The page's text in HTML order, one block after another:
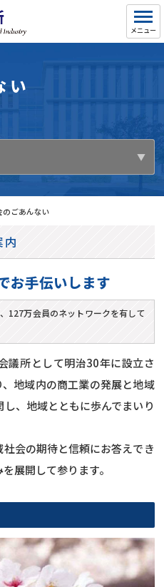
い
のごあんない
お手伝いします
127万会員のネットワークを有して
議所として明治30年に設立さ
地域内の商工業の発展と地域
、地域とともに歩んでまいり
会の期待と信頼にお答えでき
展開して参ります。